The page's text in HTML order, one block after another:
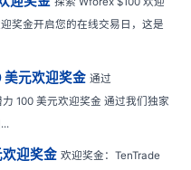
奖金开启您的在线交易日，这是
元欢迎奖金 通过
100 美元欢迎奖金 通过我们独家
迎奖金 欢迎奖金：TenTrade